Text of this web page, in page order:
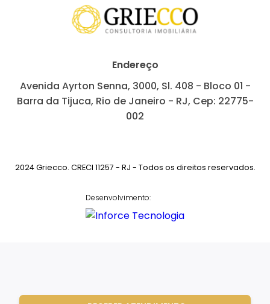
Endereço
Avenida Ayrton Senna, 3000, Sl. 408 - Bloco 01 -
Barra da Tijuca, Rio de Janeiro - RJ, Cep: 22775-
002
2024 Griecco. CRECI 11257 - RJ - Todos os direitos reservados.
Desenvolvimento: